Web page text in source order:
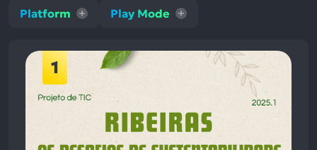
Platform Play Mode
1